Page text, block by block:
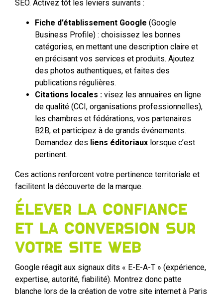
SEO. Activez tôt les leviers suivants :
Fiche d’établissement Google (Google
Business Profile) : choisissez les bonnes
catégories, en mettant une description claire et
en précisant vos services et produits. Ajoutez
des photos authentiques, et faites des
publications régulières.
Citations locales : visez les annuaires en ligne
de qualité (CCI, organisations professionnelles),
les chambres et fédérations, vos partenaires
B2B, et participez à de grands événements.
Demandez des liens éditoriaux lorsque c’est
pertinent.
Ces actions renforcent votre pertinence territoriale et
facilitent la découverte de la marque.
Élever la confiance
et la conversion sur
votre site web
Google réagit aux signaux dits « E-E-A-T » (expérience,
expertise, autorité, fiabilité). Montrez donc patte
blanche lors de la création de votre site internet à Paris